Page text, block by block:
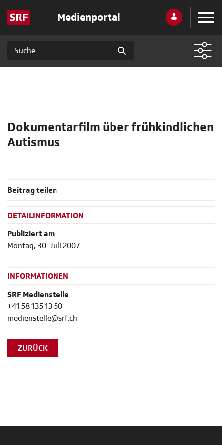
Medienportal
Dokumentarfilm über frühkindlichen
Autismus
Beitrag teilen
DETAILINFORMATION
Publiziert am
Montag, 30. Juli 2007
INFORMATIONEN
SRF Medienstelle
+41 58 135 13 50
medienstelle@srf.ch
ZURÜCK